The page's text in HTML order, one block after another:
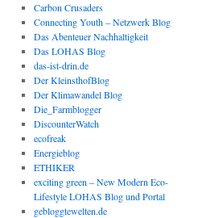
Carbon Crusaders
Connecting Youth – Netzwerk Blog
Das Abenteuer Nachhaltigkeit
Das LOHAS Blog
das-ist-drin.de
Der KleinsthofBlog
Der Klimawandel Blog
Die_Farmblogger
DiscounterWatch
ecofreak
Energieblog
ETHIKER
exciting green – New Modern Eco-
Lifestyle LOHAS Blog und Portal
gebloggtewelten.de